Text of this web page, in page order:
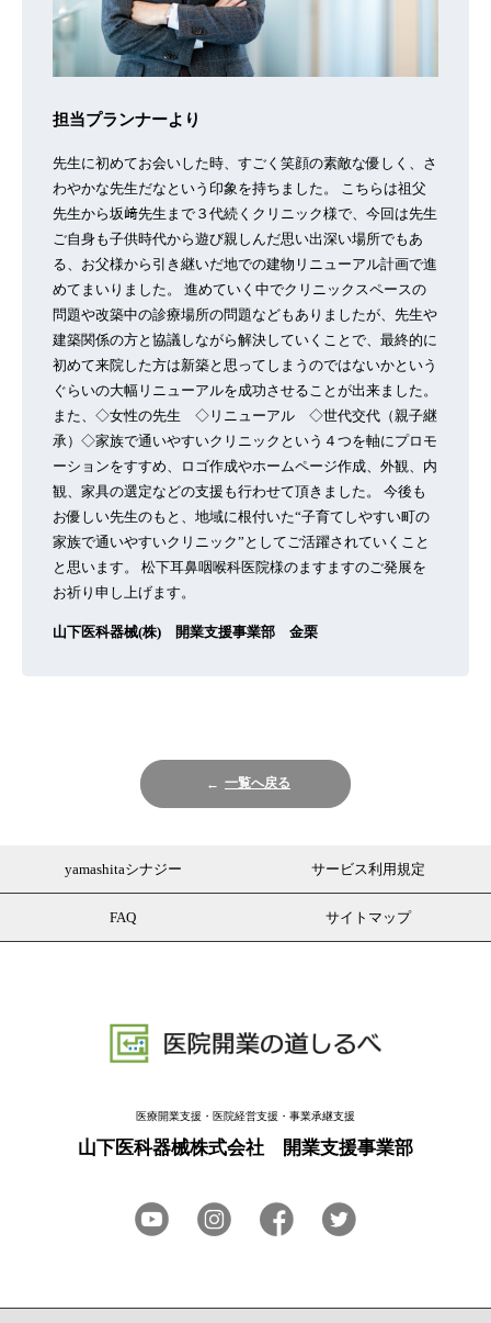
担当プランナーより
先生に初めてお会いした時、すごく笑顔の素敵な優しく、さ
わやかな先生だなという印象を持ちました。 こちらは祖父
先生から坂﨑先生まで３代続くクリニック様で、今回は先生
ご自身も子供時代から遊び親しんだ思い出深い場所でもあ
る、お父様から引き継いだ地での建物リニューアル計画で進
めてまいりました。 進めていく中でクリニックスペースの
問題や改築中の診療場所の問題などもありましたが、先生や
建築関係の方と協議しながら解決していくことで、最終的に
初めて来院した方は新築と思ってしまうのではないかという
ぐらいの大幅リニューアルを成功させることが出来ました。
また、◇女性の先生 ◇リニューアル ◇世代交代（親子継
承）◇家族で通いやすいクリニックという４つを軸にプロモ
ーションをすすめ、ロゴ作成やホームページ作成、外観、内
観、家具の選定などの支援も行わせて頂きました。 今後も
お優しい先生のもと、地域に根付いた“子育てしやすい町の
家族で通いやすいクリニック”としてご活躍されていくこと
と思います。 松下耳鼻咽喉科医院様のますますのご発展を
お祈り申し上げます。
山下医科器械(株) 開業支援事業部 金栗
一覧へ戻る
yamashitaシナジー サービス利用規定
FAQ サイトマップ
医療開業支援・医院経営支援・事業承継支援
山下医科器械株式会社 開業支援事業部